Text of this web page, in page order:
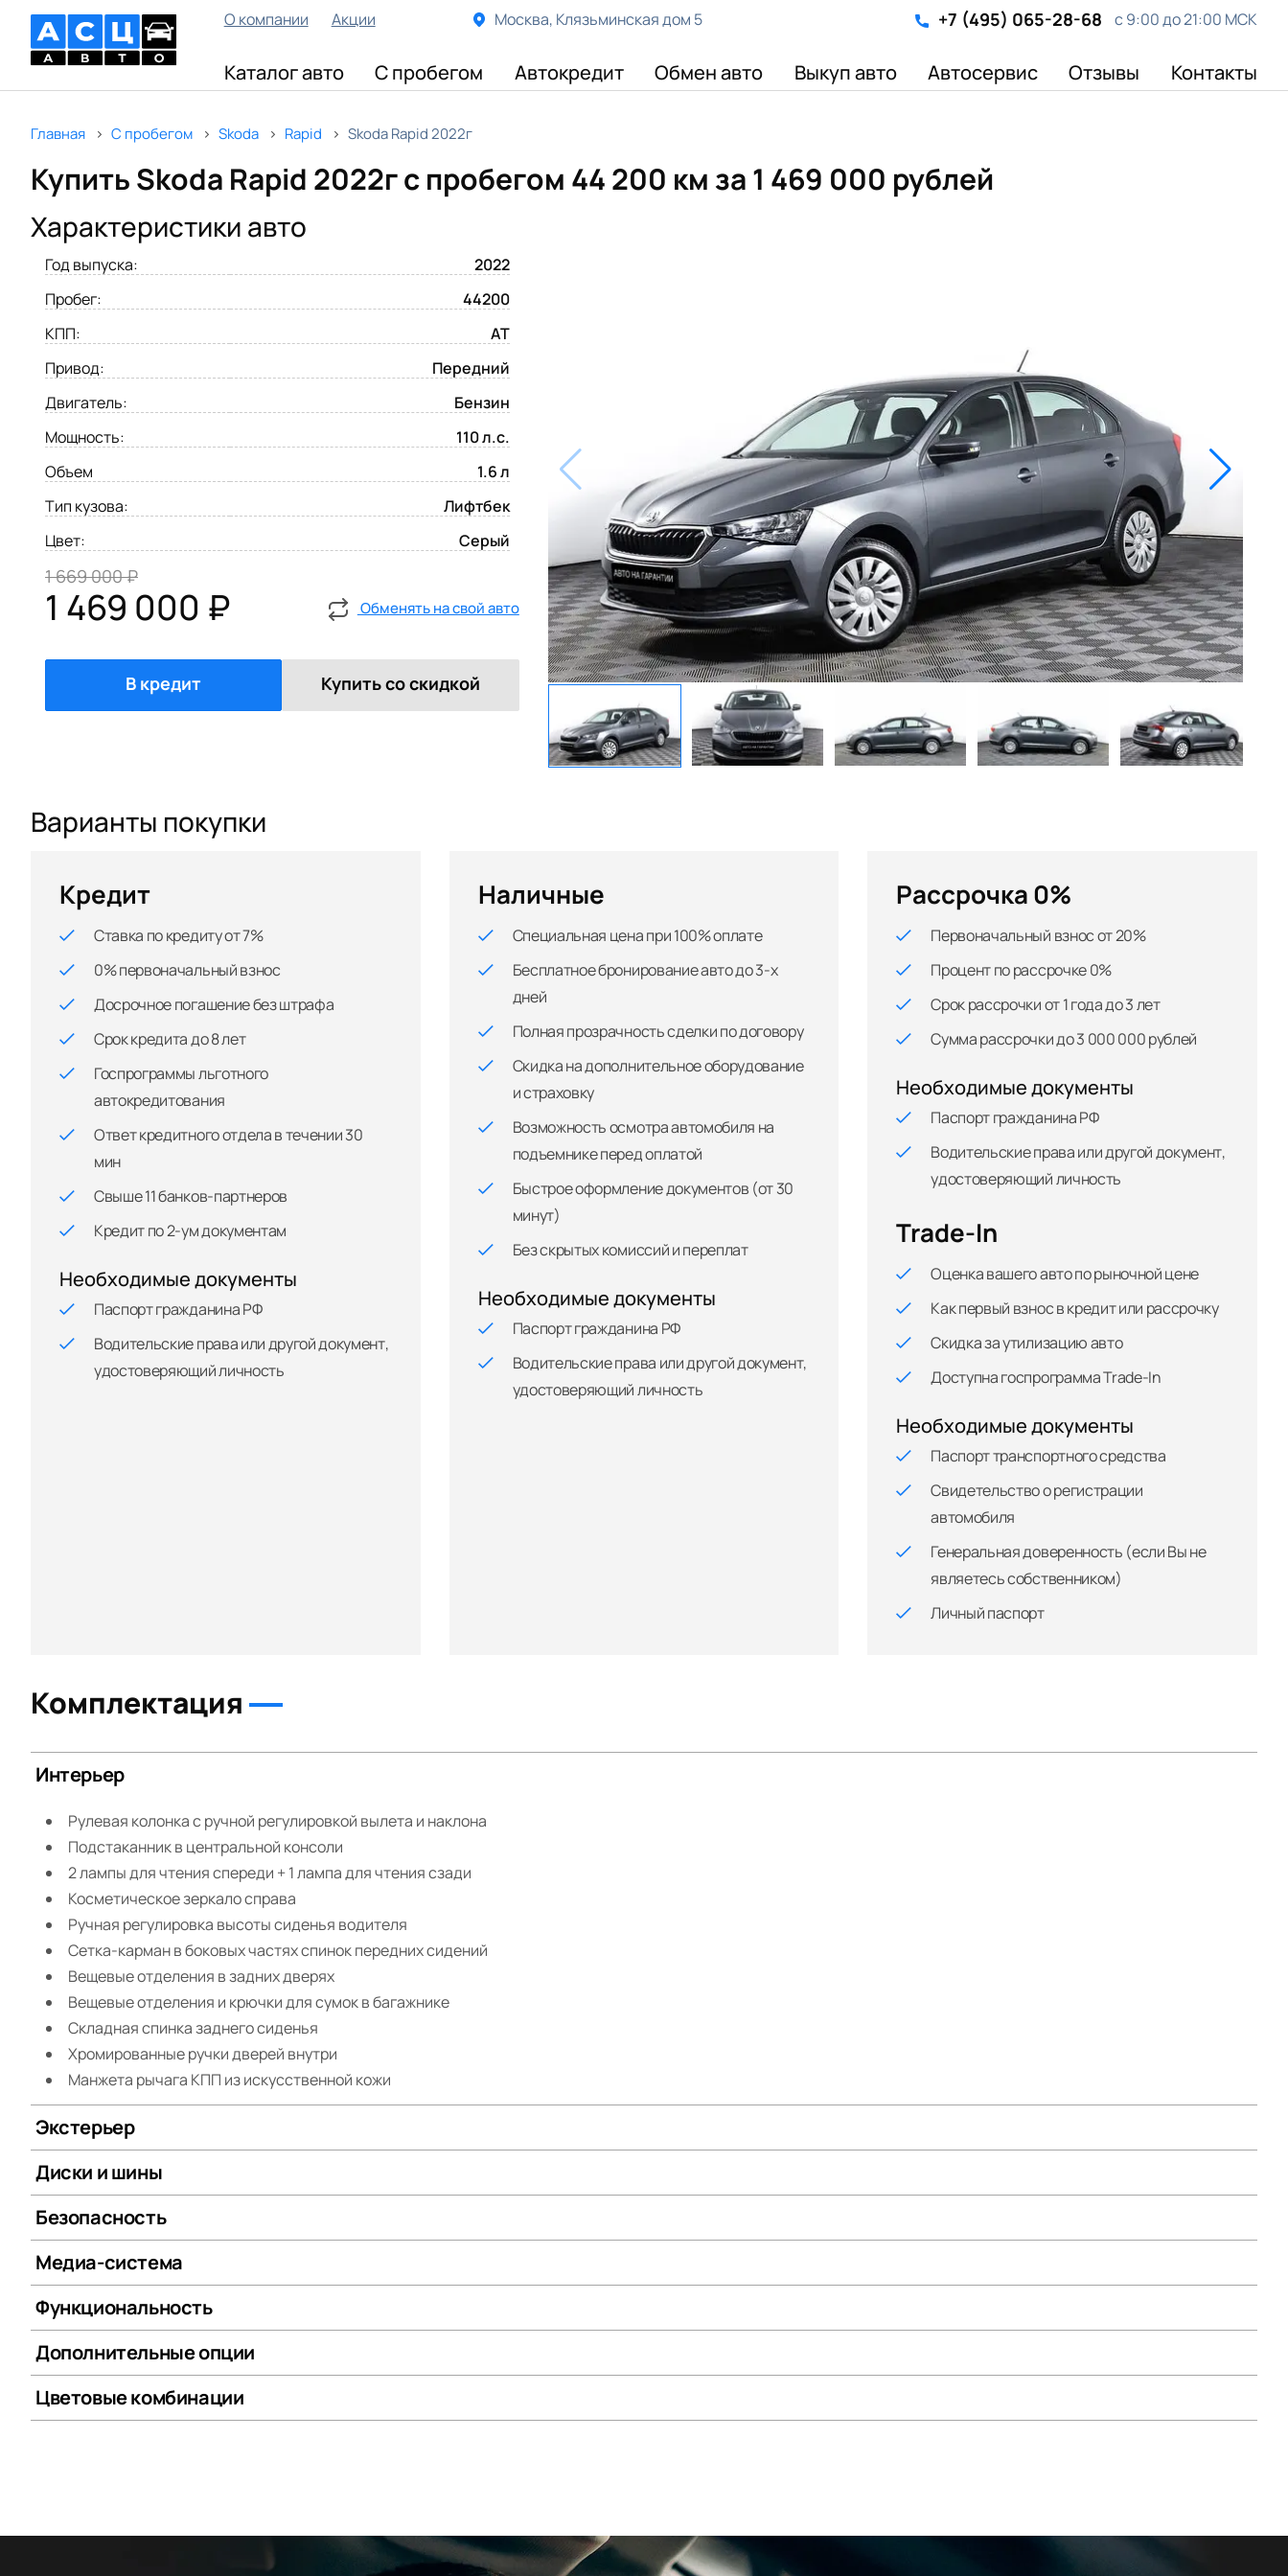
О компании Акции Москва, Клязьминская дом 5 +7 (495) 065-28-68 с 9:00 до 21:00 МСК
Каталог авто С пробегом Автокредит Обмен авто Выкуп авто Автосервис Отзывы Контакты
Главная С пробегом Skoda Rapid Skoda Rapid 2022г
Купить Skoda Rapid 2022г с пробегом 44 200 км за 1 469 000 рублей
Характеристики авто
Год выпуска:
2022
Пробег:
44200
КПП:
AT
Привод:
Передний
Двигатель:
Бензин
Мощность:
110 л.с.
Объем
1.6 л
Тип кузова:
Лифтбек
Цвет:
Серый
1 669 000 ₽
1 469 000 ₽ Обменять на свой авто
В кредит Купить со скидкой
Варианты покупки
Кредит
Ставка по кредиту от 7%
0% первоначальный взнос
Досрочное погашение без штрафа
Срок кредита до 8 лет
Госпрограммы льготного
автокредитования
Ответ кредитного отдела в течении 30
мин
Свыше 11 банков-партнеров
Кредит по 2-ум документам
Необходимые документы
Паспорт гражданина РФ
Водительские права или другой документ,
удостоверяющий личность
Наличные
Специальная цена при 100% оплате
Бесплатное бронирование авто до 3-х
дней
Полная прозрачность сделки по договору
Скидка на дополнительное оборудование
и страховку
Возможность осмотра автомобиля на
подъемнике перед оплатой
Быстрое оформление документов (от 30
минут)
Без скрытых комиссий и переплат
Необходимые документы
Паспорт гражданина РФ
Водительские права или другой документ,
удостоверяющий личность
Рассрочка 0%
Первоначальный взнос от 20%
Процент по рассрочке 0%
Срок рассрочки от 1 года до 3 лет
Сумма рассрочки до 3 000 000 рублей
Необходимые документы
Паспорт гражданина РФ
Водительские права или другой документ,
удостоверяющий личность
Trade-In
Оценка вашего авто по рыночной цене
Как первый взнос в кредит или рассрочку
Скидка за утилизацию авто
Доступна госпрограмма Trade-In
Необходимые документы
Паспорт транспортного средства
Свидетельство о регистрации
автомобиля
Генеральная доверенность (если Вы не
являетесь собственником)
Личный паспорт
Комплектация
Интерьер
Рулевая колонка с ручной регулировкой вылета и наклона
Подстаканник в центральной консоли
2 лампы для чтения спереди + 1 лампа для чтения сзади
Косметическое зеркало справа
Ручная регулировка высоты сиденья водителя
Сетка-карман в боковых частях спинок передних сидений
Вещевые отделения в задних дверях
Вещевые отделения и крючки для сумок в багажнике
Складная спинка заднего сиденья
Хромированные ручки дверей внутри
Манжета рычага КПП из искусственной кожи
Экстерьер
Диски и шины
Безопасность
Медиа-система
Функциональность
Дополнительные опции
Цветовые комбинации